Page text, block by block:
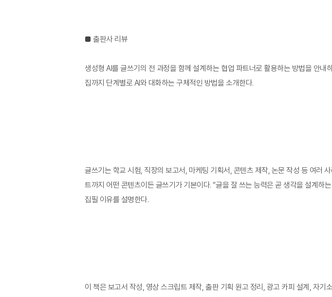
■ 출판사 리뷰
생성형 AI를 글쓰기의 전 과정을 함께 설계하는 협업 파트너로 활용하는 방법을 안
집까지 단계별로 AI와 대화하는 구체적인 방법을 소개한다.
글쓰기는 학교 시험, 직장의 보고서, 마케팅 기획서, 콘텐츠 제작, 논문 작성 등 여러
트까지 어떤 콘텐츠이든 글쓰기가 기본이다. “글을 잘 쓰는 능력은 곧 생각을 설계하
집필 이유를 설명한다.
이 책은 보고서 작성, 영상 스크립트 제작, 출판 기획 원고 정리, 광고 카피 설계, 자